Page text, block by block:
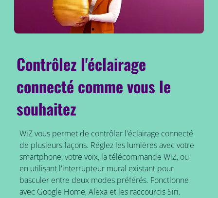
Contrôlez l'éclairage
connecté comme vous le
souhaitez
WiZ vous permet de contrôler l'éclairage connecté
de plusieurs façons. Réglez les lumières avec votre
smartphone, votre voix, la télécommande WiZ, ou
en utilisant l'interrupteur mural existant pour
basculer entre deux modes préférés. Fonctionne
avec Google Home, Alexa et les raccourcis Siri.